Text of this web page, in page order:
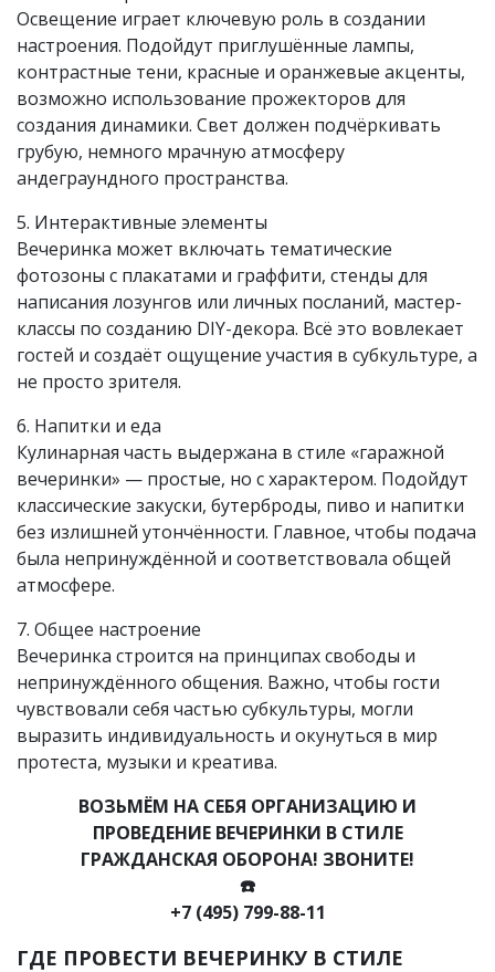
Освещение играет ключевую роль в создании
настроения. Подойдут приглушённые лампы,
контрастные тени, красные и оранжевые акценты,
возможно использование прожекторов для
создания динамики. Свет должен подчёркивать
грубую, немного мрачную атмосферу
андеграундного пространства.
5. Интерактивные элементы
Вечеринка может включать тематические
фотозоны с плакатами и граффити, стенды для
написания лозунгов или личных посланий, мастер-
классы по созданию DIY-декора. Всё это вовлекает
гостей и создаёт ощущение участия в субкультуре, а
не просто зрителя.
6. Напитки и еда
Кулинарная часть выдержана в стиле «гаражной
вечеринки» — простые, но с характером. Подойдут
классические закуски, бутерброды, пиво и напитки
без излишней утончённости. Главное, чтобы подача
была непринуждённой и соответствовала общей
атмосфере.
7. Общее настроение
Вечеринка строится на принципах свободы и
непринуждённого общения. Важно, чтобы гости
чувствовали себя частью субкультуры, могли
выразить индивидуальность и окунуться в мир
протеста, музыки и креатива.
ВОЗЬМЁМ НА СЕБЯ ОРГАНИЗАЦИЮ И
ПРОВЕДЕНИЕ ВЕЧЕРИНКИ В СТИЛЕ
ГРАЖДАНСКАЯ ОБОРОНА! ЗВОНИТЕ!
☎️
+7 (495) 799-88-11
ГДЕ ПРОВЕСТИ ВЕЧЕРИНКУ В СТИЛЕ